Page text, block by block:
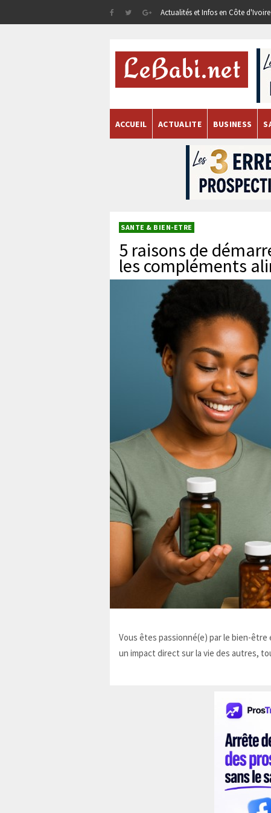
Actualités et Infos en Côte
ACCUEIL ACTUALITE BUSINESS
SANTE & BIEN-ETRE
5 raisons de
les compléments
Vous êtes passionné(e) par le bien-
un impact direct sur la vie des autres,